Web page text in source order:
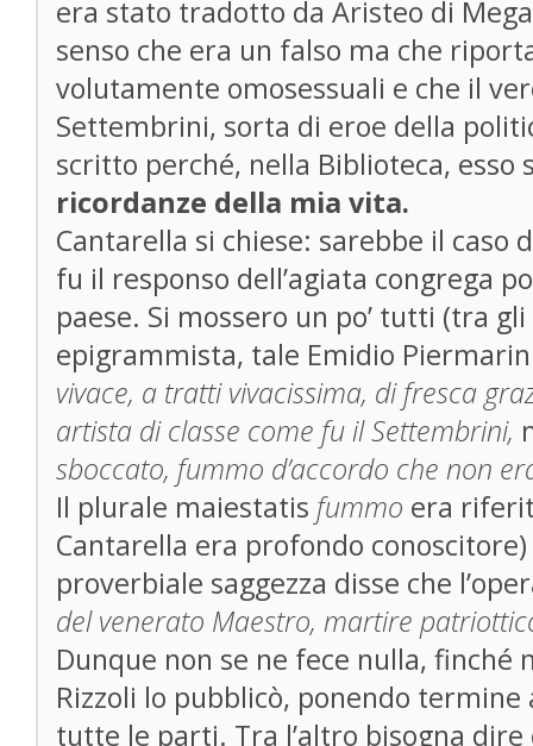
era stato tradotto da Aristeo di
senso che era un falso ma che
volutamente omosessuali e che il
Settembrini, sorta di eroe della
scritto perché, nella Biblioteca, esso
ricordanze della mia vita.
Cantarella si chiese: sarebbe il caso
fu il responso dell’agiata congrega
paese. Si mossero un po’ tutti (tra
epigrammista, tale Emidio
vivace, a tratti vivacissima, di fresca
artista di classe come fu il Settembrini,
sboccato, fummo d’accordo che non
Il plurale maiestatis fummo era
Cantarella era profondo
proverbiale saggezza disse che
del venerato Maestro, martire
Dunque non se ne fece nulla, finché
Rizzoli lo pubblicò, ponendo termine
tutte le parti. Tra l’altro bisogna